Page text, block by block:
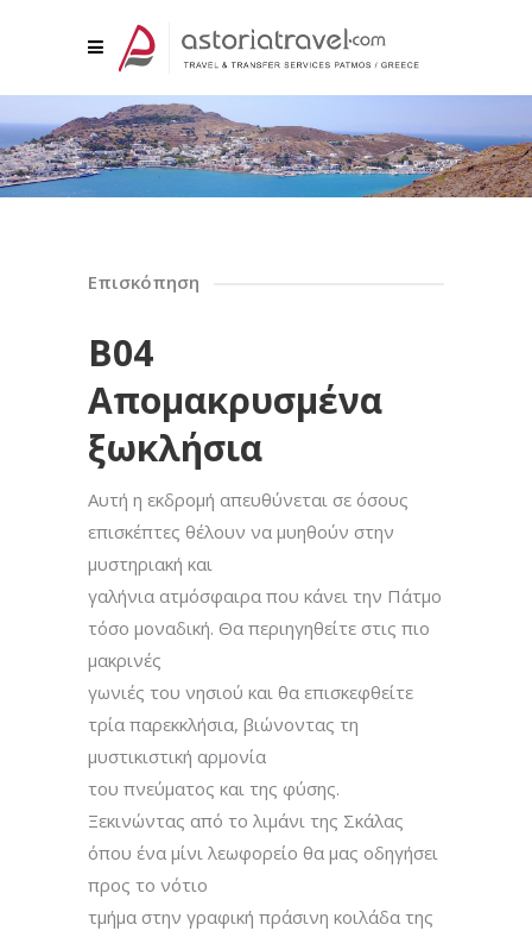
Επισκόπηση
Β04
Απομακρυσμένα
ξωκλήσια
Αυτή η εκδρομή απευθύνεται σε όσους
επισκέπτες θέλουν να μυηθούν στην
μυστηριακή και
γαλήνια ατμόσφαιρα που κάνει την Πάτμο
τόσο μοναδική. Θα περιηγηθείτε στις πιο
μακρινές
γωνιές του νησιού και θα επισκεφθείτε
τρία παρεκκλήσια, βιώνοντας τη
μυστικιστική αρμονία
του πνεύματος και της φύσης.
Ξεκινώντας από το λιμάνι της Σκάλας
όπου ένα μίνι λεωφορείο θα μας οδηγήσει
προς το νότιο
τμήμα στην γραφική πράσινη κοιλάδα της